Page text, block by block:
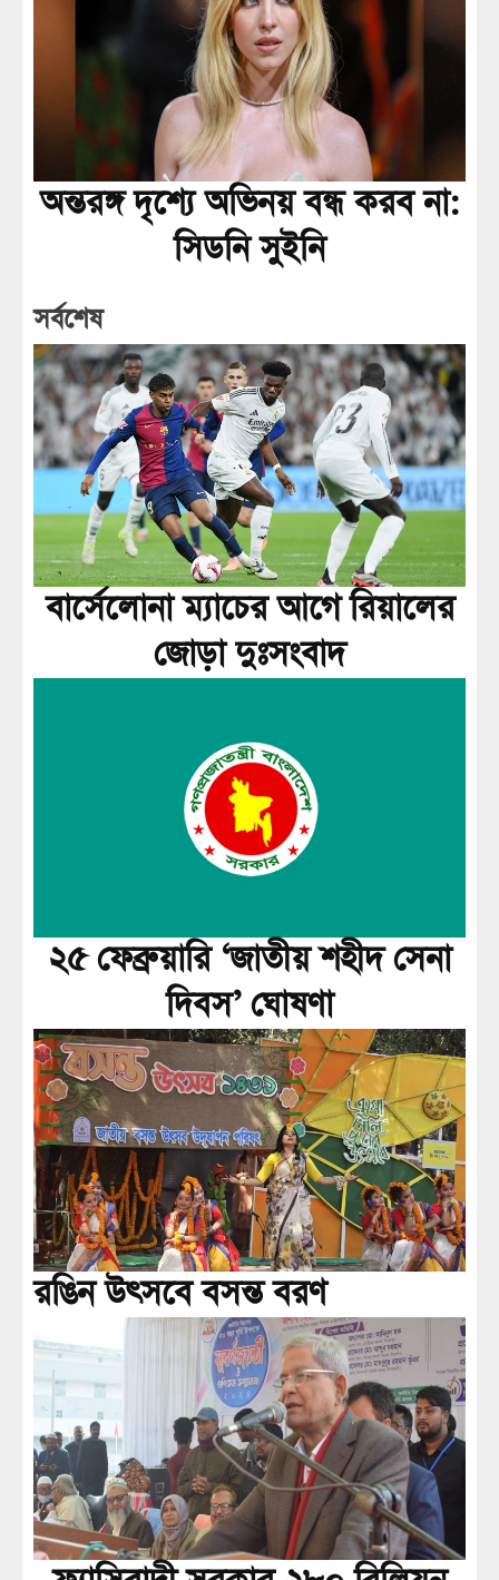
অন্তরঙ্গ দৃশ্যে অভিনয় বন্ধ করব না:
সিডনি সুইনি
সর্বশেষ
বার্সেলোনা ম্যাচের আগে রিয়ালের
জোড়া দুঃসংবাদ
২৫ ফেব্রুয়ারি ‘জাতীয় শহীদ সেনা
দিবস’ ঘোষণা
রঙিন উৎসবে বসন্ত বরণ